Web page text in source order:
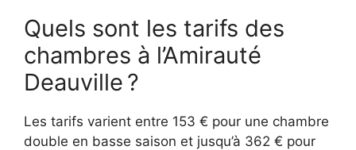
Quels sont les tarifs des
chambres à l’Amirauté
Deauville ?
Les tarifs varient entre 153 € pour une chambre
double en basse saison et jusqu’à 362 € pour